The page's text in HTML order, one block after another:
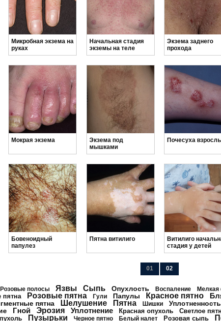
Микробная экзема на
руках
Начальная стадия
экземы на теле
Экзема заднего
прохода
Мокрая экзема
Экзема под
мышками
Почесуха
Бовеноидный
папулез
Пятна витилиго
Витилиго
стадия у детей
01 02
Розовые полосы Язвы Сыпь Опухлость Воспаление Мелкая
пятна Розовые пятна Гули Папулы Красное пятно
пятна Шелушение Пятна Шишки Уплотненность
Гной Эрозия Уплотнение Красная опухоль Светлое
Пузырьки Черное пятно Белый налет Розовая сыпь